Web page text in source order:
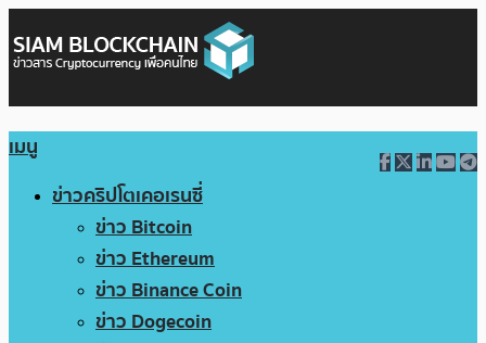
เมนู
ข่าวคริปโตเคอเรนซี่
ข่าว Bitcoin
ข่าว Ethereum
ข่าว Binance Coin
ข่าว Dogecoin